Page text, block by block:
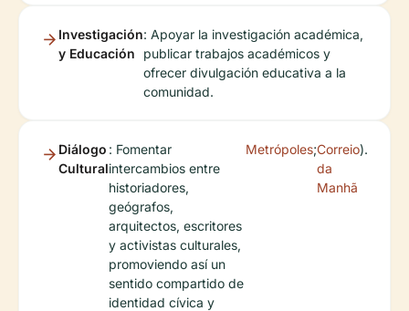
Investigación
y Educación
: Apoyar la investigación académica,
publicar trabajos académicos y
ofrecer divulgación educativa a la
comunidad.
Diálogo
Cultural
: Fomentar
intercambios entre
historiadores,
geógrafos,
arquitectos, escritores
y activistas culturales,
promoviendo así un
sentido compartido de
identidad cívica y
Metrópoles;Correio
da
Manhã
).